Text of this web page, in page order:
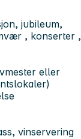
jubileum,
, konserter ,
eller
vinservering